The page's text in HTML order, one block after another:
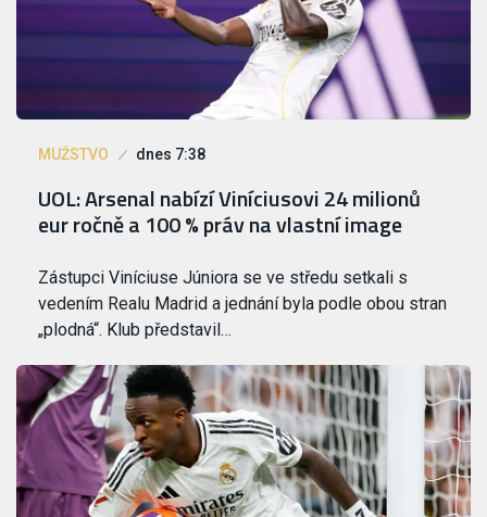
MUŽSTVO dnes 7:38
UOL: Arsenal nabízí Viníciusovi 24 milionů
eur ročně a 100 % práv na vlastní image
Zástupci Viníciuse Júniora se ve středu setkali s
vedením Realu Madrid a jednání byla podle obou stran
„plodná“. Klub představil…